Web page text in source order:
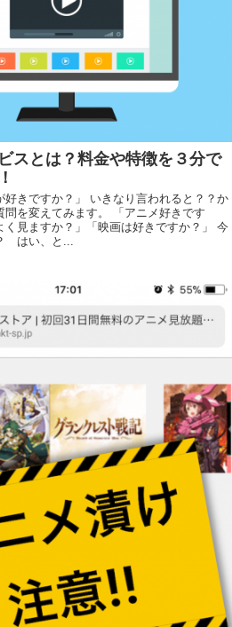
スとは？料金や特徴を３分で
好きですか？」 いきなり言われると？？か
問を変えてみます。 「アニメ好きです
く見ますか？」「映画は好きですか？」 今
はい、と...